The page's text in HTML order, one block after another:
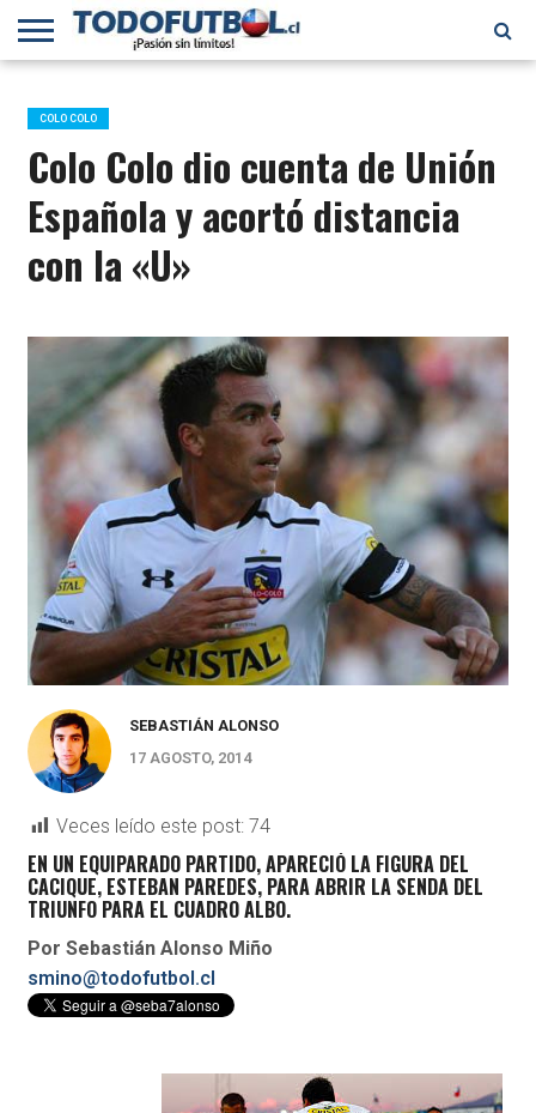
PRIMERA
B
SELECCIÓN
CHILENA
CHILENOS
EN EL
MUNDO
FÚTBOL
INTERNACIONAL
COLO COLO
Colo Colo dio cuenta de Unión
Española y acortó distancia
con la «U»
SEBASTIÁN ALONSO
17 AGOSTO, 2014
Veces leído este post: 74
EN UN EQUIPARADO PARTIDO, APARECIÓ LA FIGURA DEL
CACIQUE, ESTEBAN PAREDES, PARA ABRIR LA SENDA DEL
TRIUNFO PARA EL CUADRO ALBO.
Por Sebastián Alonso Miño
smino@todofutbol.cl